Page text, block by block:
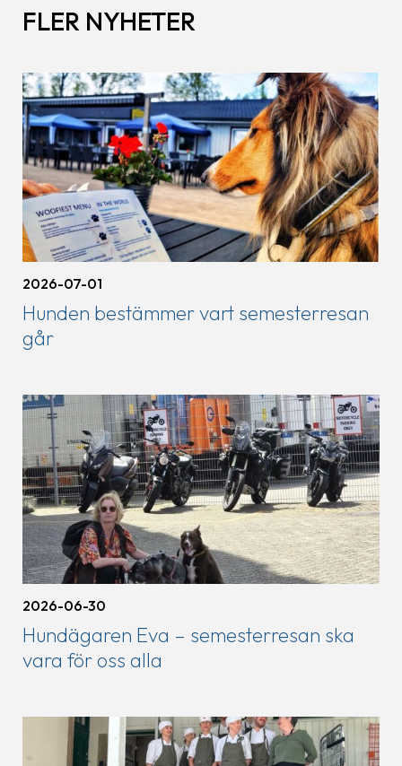
FLER NYHETER
Hunden bestämmer vart semesterresan
går
2026-07-01
Hundägaren Eva – semesterresan ska
vara för oss alla
2026-06-30